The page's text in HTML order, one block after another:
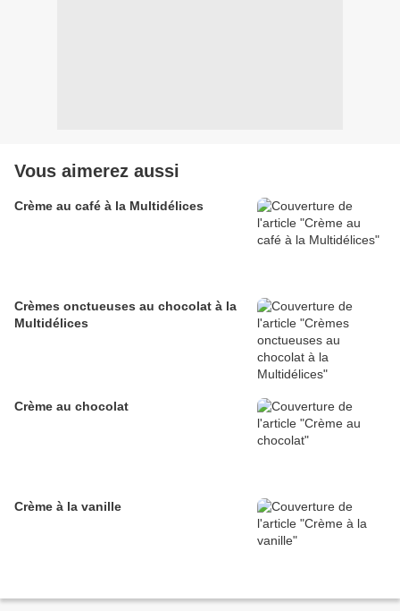
Vous aimerez aussi
Crème au café à la Multidélices
Crèmes onctueuses au chocolat à la
Multidélices
Crème au chocolat
Crème à la vanille